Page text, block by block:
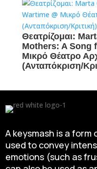
Θεατρίζομαι:
Mothers: A Song
Μικρό Θέατρο
(Ανταπόκριση/
A keysmash is a
used to convey
emotions (such as